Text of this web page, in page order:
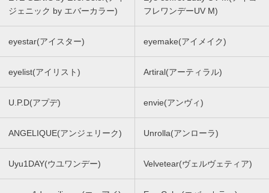
ジェニック by エバーカラー)
フレワンデーUV M)
eyestar(アイスター) eyemake(アイメイク)
eyelist(アイリスト) Artiral(アーティラル)
U.P.D(アプデ) envie(アンヴィ)
ANGELIQUE(アンジェリーク) Unrolla(アンローラ)
Uyu1DAY(ウユワンデー) Velvetear(ヴェルヴェティア)